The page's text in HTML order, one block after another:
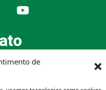
de
4558